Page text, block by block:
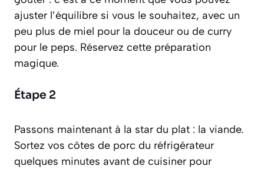
ajuster l’équilibre si vous le souhaitez, avec un
peu plus de miel pour la douceur ou de curry
pour le peps. Réservez cette préparation
magique.
Étape 2
Passons maintenant à la star du plat : la viande.
Sortez vos côtes de porc du réfrigérateur
quelques minutes avant de cuisiner pour